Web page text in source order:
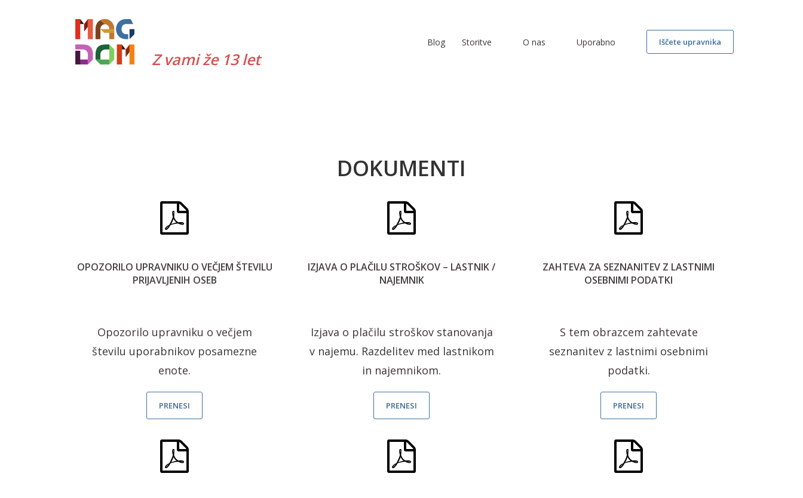
Z vami že 13 let
Blog Storitve O nas Uporabno Iščete upravnika
DOKUMENTI
OPOZORILO UPRAVNIKU O VEČJEM ŠTEVILU
PRIJAVLJENIH OSEB
Opozorilo upravniku o večjem
številu uporabnikov posamezne
enote.
PRENESI
IZJAVA O PLAČILU STROŠKOV – LASTNIK /
NAJEMNIK
Izjava o plačilu stroškov stanovanja
v najemu. Razdelitev med lastnikom
in najemnikom.
PRENESI
ZAHTEVA ZA SEZNANITEV Z LASTNIMI
OSEBNIMI PODATKI
S tem obrazcem zahtevate
seznanitev z lastnimi osebnimi
podatki.
PRENESI